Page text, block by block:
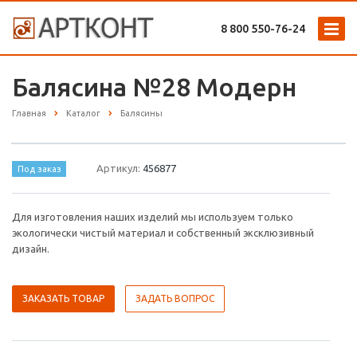
8 800 ‎550-76-24
Балясина №28 Модерн
Главная Каталог Балясины
Под заказ Артикул: 456877
Для изготовления наших изделий мы используем только
экологически чистый материал и собственный эксклюзивный
дизайн.
ЗАКАЗАТЬ ТОВАР ЗАДАТЬ ВОПРОС